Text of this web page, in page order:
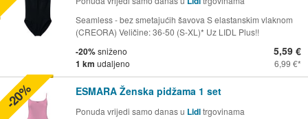
Seamless - bez smetajućih šavova S elastanskim vlaknom
(CREORA) Veličine: 36-50 (S-XL)* Uz LIDL Plus!!
-20%sniženo
1 km udaljeno
5,59 €
6,99 €
ESMARA Ženska pidžama 1 set
Ponuda vrijedi samo danas u Lidltrgovinama
-20%